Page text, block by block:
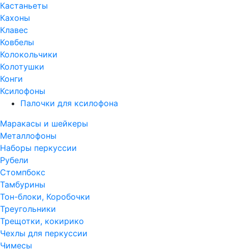
Кастаньеты
Кахоны
Клавес
Ковбелы
Колокольчики
Колотушки
Конги
Ксилофоны
Палочки для ксилофона
Маракасы и шейкеры
Металлофоны
Наборы перкуссии
Рубели
Стомпбокс
Тамбурины
Тон-блоки, Коробочки
Треугольники
Трещотки, кокирико
Чехлы для перкуссии
Чимесы